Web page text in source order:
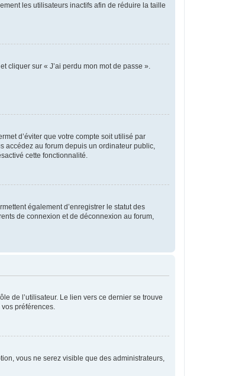
les utilisateurs inactifs afin de réduire la taille
sur « J’ai perdu mon mot de passe ».
d’éviter que votre compte soit utilisé par
accédez au forum depuis un ordinateur public,
cette fonctionnalité.
également d’enregistrer le statut des
de connexion et de déconnexion au forum,
de l’utilisateur. Le lien vers ce dernier se trouve
préférences.
vous ne serez visible que des administrateurs,